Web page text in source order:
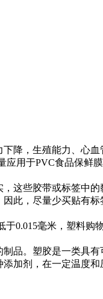
降，生殖能力、心
用于PVC食品保鲜膜
这些胶带或标签中
此，尽量少买贴有标
0.015毫米，塑料购
品。塑胶是一类具有
加剂，在一定温度和